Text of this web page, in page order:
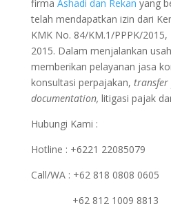
firma Ashadi dan Rekan yang
telah mendapatkan izin dari
KMK No. 84/KM.1/PPPK/
2015. Dalam menjalankan
memberikan pelayanan jasa
konsultasi perpajakan, transfer
documentation, litigasi pajak
Hubungi Kami :
Hotline : +6221 22085079
Call/WA : +62 818 0808 0605
+62 812 1009 8813